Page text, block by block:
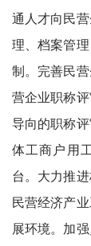
通人才向民
理、档案管
制。完善民
营企业职称
导向的职称
体工商户用
台。大力推
民营经济产
展环境。加